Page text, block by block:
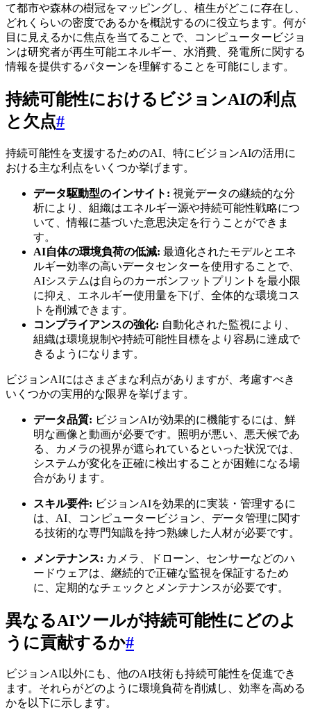
て都市や森林の樹冠をマッピングし、植生がどこに存在し、
どれくらいの密度であるかを概説するのに役立ちます。何が
目に見えるかに焦点を当てることで、コンピュータービジョ
ンは研究者が再生可能エネルギー、水消費、発電所に関する
情報を提供するパターンを理解することを可能にします。
持続可能性におけるビジョンAIの利点
と欠点#
持続可能性を支援するためのAI、特にビジョンAIの活用に
おける主な利点をいくつか挙げます。
データ駆動型のインサイト: 視覚データの継続的な分
析により、組織はエネルギー源や持続可能性戦略につ
いて、情報に基づいた意思決定を行うことができま
す。
AI自体の環境負荷の低減: 最適化されたモデルとエネ
ルギー効率の高いデータセンターを使用することで、
AIシステムは自らのカーボンフットプリントを最小限
に抑え、エネルギー使用量を下げ、全体的な環境コス
トを削減できます。
コンプライアンスの強化: 自動化された監視により、
組織は環境規制や持続可能性目標をより容易に達成で
きるようになります。
ビジョンAIにはさまざまな利点がありますが、考慮すべき
いくつかの実用的な限界を挙げます。
データ品質: ビジョンAIが効果的に機能するには、鮮
明な画像と動画が必要です。照明が悪い、悪天候であ
る、カメラの視界が遮られているといった状況では、
システムが変化を正確に検出することが困難になる場
合があります。
スキル要件: ビジョンAIを効果的に実装・管理するに
は、AI、コンピュータービジョン、データ管理に関す
る技術的な専門知識を持つ熟練した人材が必要です。
メンテナンス: カメラ、ドローン、センサーなどのハ
ードウェアは、継続的で正確な監視を保証するため
に、定期的なチェックとメンテナンスが必要です。
異なるAIツールが持続可能性にどのよ
うに貢献するか#
ビジョンAI以外にも、他のAI技術も持続可能性を促進でき
ます。それらがどのように環境負荷を削減し、効率を高める
かを以下に示します。